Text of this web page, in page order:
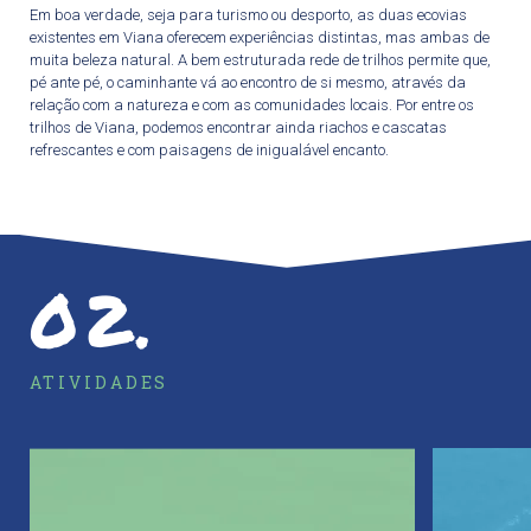
Em boa verdade, seja para turismo ou desporto, as duas ecovias
existentes em Viana oferecem experiências distintas, mas ambas de
muita beleza natural. A bem estruturada rede de trilhos permite que,
pé ante pé, o caminhante vá ao encontro de si mesmo, através da
relação com a natureza e com as comunidades locais. Por entre os
trilhos de Viana, podemos encontrar ainda riachos e cascatas
refrescantes e com paisagens de inigualável encanto.
ATIVIDADES